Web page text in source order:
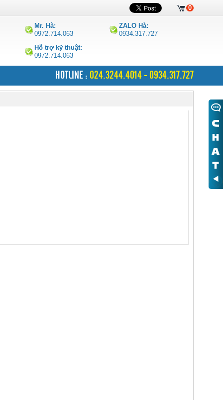
Mr. Hà:
0972.714.063
ZALO Hà:
0934.317.727
Hỗ trợ kỹ thuật:
0972.714.063
HOTLINE : 024.3244.4014 - 0934.317.727
0